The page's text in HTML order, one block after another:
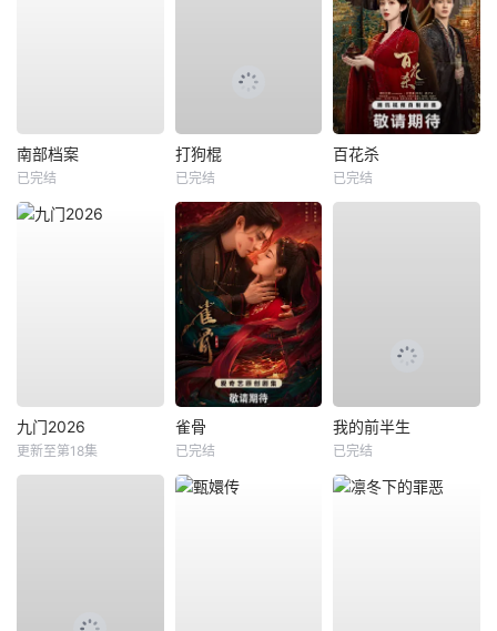
南部档案
已完结
打狗棍
已完结
百花杀
已完结
九门2026
更新至第18集
雀骨
已完结
我的前半生
已完结